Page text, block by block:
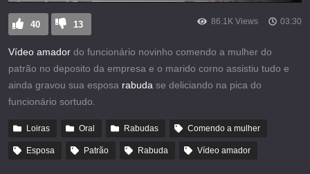
40 13 86.1K Views 03:30
Vídeo amador do funcionário novinho comendo a mulher do
patrão no deposito da empresa e o marido corno assistiu tudo e
ainda gravou sua esposa rabuda se deliciando na pica do
funcionário sortudo.
Loiras Oral Rabudas Comendo a mulher
Esposa Patrão Rabuda Vídeo amador